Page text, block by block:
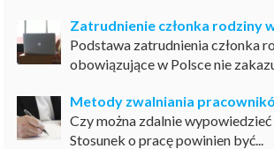
Zatrudnienie członka rodziny
Podstawa zatrudnienia członka
obowiązujące w Polsce nie
Metody zwalniania
Czy można zdalnie
Stosunek o pracę powinien być...